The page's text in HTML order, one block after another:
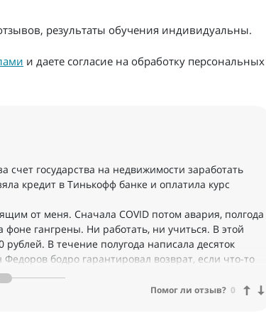
результаты обучения индивидуальны.
и даете согласие на обработку персональных
счет государства на недвижимости заработать
кредит в Тинькофф банке и оплатила курс
от меня. Сначала COVID потом авария, полгода
гангрены. Ни работать, ни учиться. В этой
В течение полугода написала десяток
бодро гарантировал возврат, если что-то
подлость, мерзость и мелочность. И чему он
Помог ли отзыв? 0